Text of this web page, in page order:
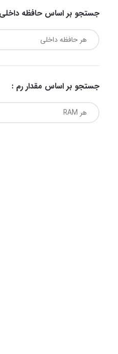
جستجو بر اساس حافظه
هر حافظه داخلی
جستجو بر اساس مقدار رم :
هر RAM